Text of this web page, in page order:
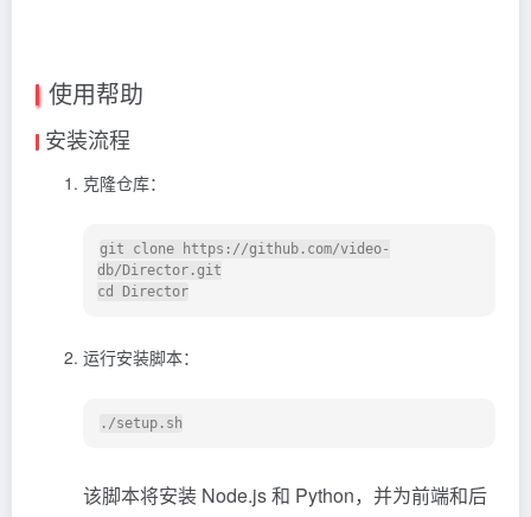
使用帮助
安装流程
克隆仓库：
git clone https://github.com/video-
db/Director.git
运行安装脚本：
该脚本将安装 Node.js 和 Python，并为前端和后